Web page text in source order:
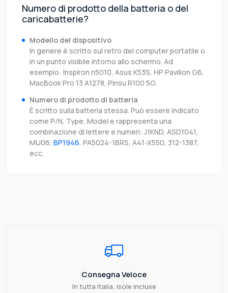
Numero di prodotto della batteria o del
caricabatterie?
Modello del dispositivo
In genere è scritto sul retro del computer portatile o
in un punto visibile intorno allo schermo. Ad
esempio: Inspiron n5010, Asus K53S, HP Pavilion G6,
MacBook Pro 13 A1278, Pinsu R100 5G.
Numero di prodotto di batteria
È scritto sulla batteria stessa. Può essere indicato
come P/N, Type, Model e rappresenta una
combinazione di lettere e numeri: J1KND, ASD1041,
MU06, BP1946, PA5024-1BRS, A41-X550, 312-1387,
ecc.
Consegna Veloce
In tutta Italia, isole incluse